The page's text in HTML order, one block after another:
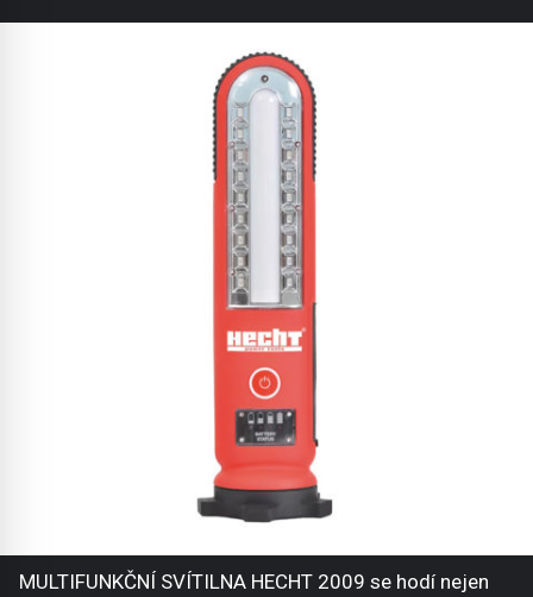
MULTIFUNKČNÍ SVÍTILNA HECHT 2009 se hodí nejen